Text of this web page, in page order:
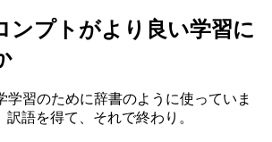
ンプトがより良い学習に
学習のために辞書のように使っていま
語を得て、それで終わり。